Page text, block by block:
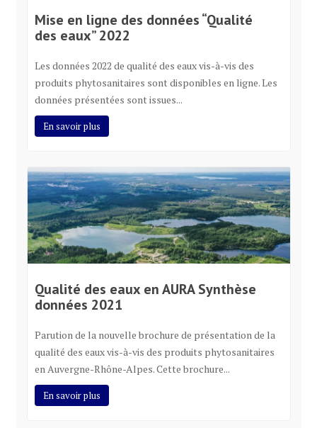
Mise en ligne des données “Qualité
des eaux” 2022
Les données 2022 de qualité des eaux vis-à-vis des
produits phytosanitaires sont disponibles en ligne. Les
données présentées sont issues...
En savoir plus
Qualité des eaux en AURA Synthèse
données 2021
Parution de la nouvelle brochure de présentation de la
qualité des eaux vis-à-vis des produits phytosanitaires
en Auvergne-Rhône-Alpes. Cette brochure...
En savoir plus